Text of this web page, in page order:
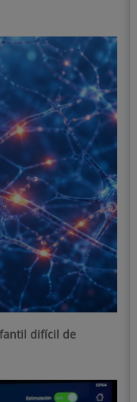
difícil de